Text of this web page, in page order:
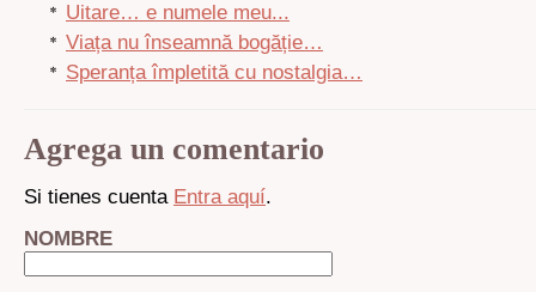
Uitare… e numele meu...
Viața nu înseamnă bogăție…
Speranța împletită cu nostalgia…
Agrega un comentario
Si tienes cuenta Entra aquí.
NOMBRE